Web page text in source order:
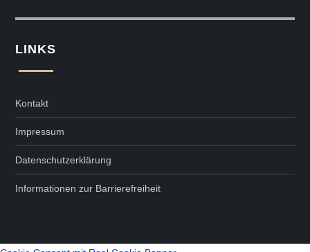
LINKS
Kontakt
Impressum
Datenschutzerklärung
Informationen zur Barrierefreiheit